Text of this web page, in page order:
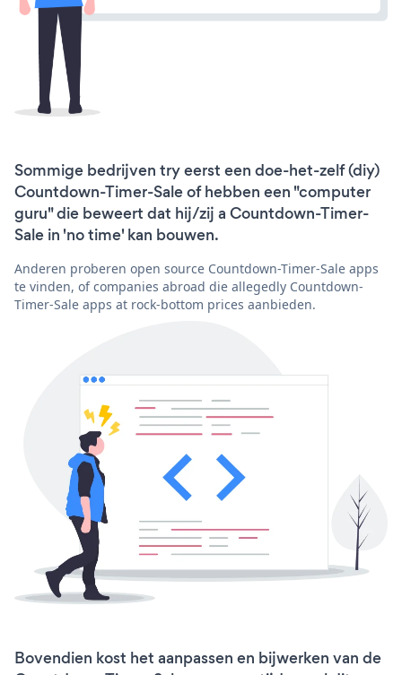
Sommige bedrijven try eerst een doe-het-zelf (diy)
Countdown-Timer-Sale of hebben een "computer
guru" die beweert dat hij/zij a Countdown-Timer-
Sale in 'no time' kan bouwen.
Anderen proberen open source Countdown-Timer-Sale apps
te vinden, of companies abroad die allegedly Countdown-
Timer-Sale apps at rock-bottom prices aanbieden.
Bovendien kost het aanpassen en bijwerken van de